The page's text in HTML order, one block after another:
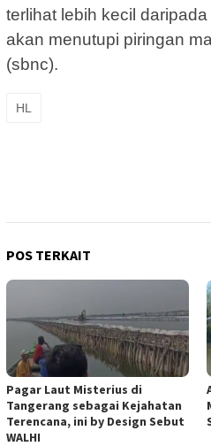
terlihat lebih kecil
akan menutupi piringan
(sbnc).
HL
POS TERKAIT
Pagar Laut Misterius di
Tangerang sebagai Kejahatan
Terencana, ini by Design Sebut
WALHI